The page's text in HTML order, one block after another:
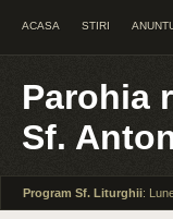
ACASA STIRI
Parohia
Sf.
Program Sf. Liturghii: